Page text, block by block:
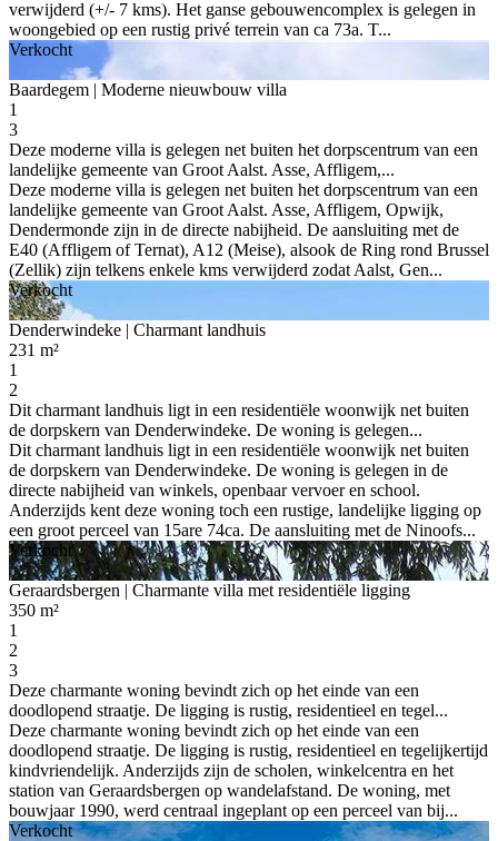
verwijderd (+/- 7 kms). Het ganse gebouwencomplex is gelegen in
woongebied op een rustig privé terrein van ca 73a. T...
Verkocht
Baardegem | Moderne nieuwbouw villa
1
3
Deze moderne villa is gelegen net buiten het dorpscentrum van een
landelijke gemeente van Groot Aalst. Asse, Affligem,...
Deze moderne villa is gelegen net buiten het dorpscentrum van een
landelijke gemeente van Groot Aalst. Asse, Affligem, Opwijk,
Dendermonde zijn in de directe nabijheid. De aansluiting met de
E40 (Affligem of Ternat), A12 (Meise), alsook de Ring rond Brussel
(Zellik) zijn telkens enkele kms verwijderd zodat Aalst, Gen...
Verkocht
Denderwindeke | Charmant landhuis
231 m²
1
2
Dit charmant landhuis ligt in een residentiële woonwijk net buiten
de dorpskern van Denderwindeke. De woning is gelegen...
Dit charmant landhuis ligt in een residentiële woonwijk net buiten
de dorpskern van Denderwindeke. De woning is gelegen in de
directe nabijheid van winkels, openbaar vervoer en school.
Anderzijds kent deze woning toch een rustige, landelijke ligging op
een groot perceel van 15are 74ca. De aansluiting met de Ninoofs...
Verkocht
Geraardsbergen | Charmante villa met residentiële ligging
350 m²
1
2
3
Deze charmante woning bevindt zich op het einde van een
doodlopend straatje. De ligging is rustig, residentieel en tegel...
Deze charmante woning bevindt zich op het einde van een
doodlopend straatje. De ligging is rustig, residentieel en tegelijkertijd
kindvriendelijk. Anderzijds zijn de scholen, winkelcentra en het
station van Geraardsbergen op wandelafstand. De woning, met
bouwjaar 1990, werd centraal ingeplant op een perceel van bij...
Verkocht